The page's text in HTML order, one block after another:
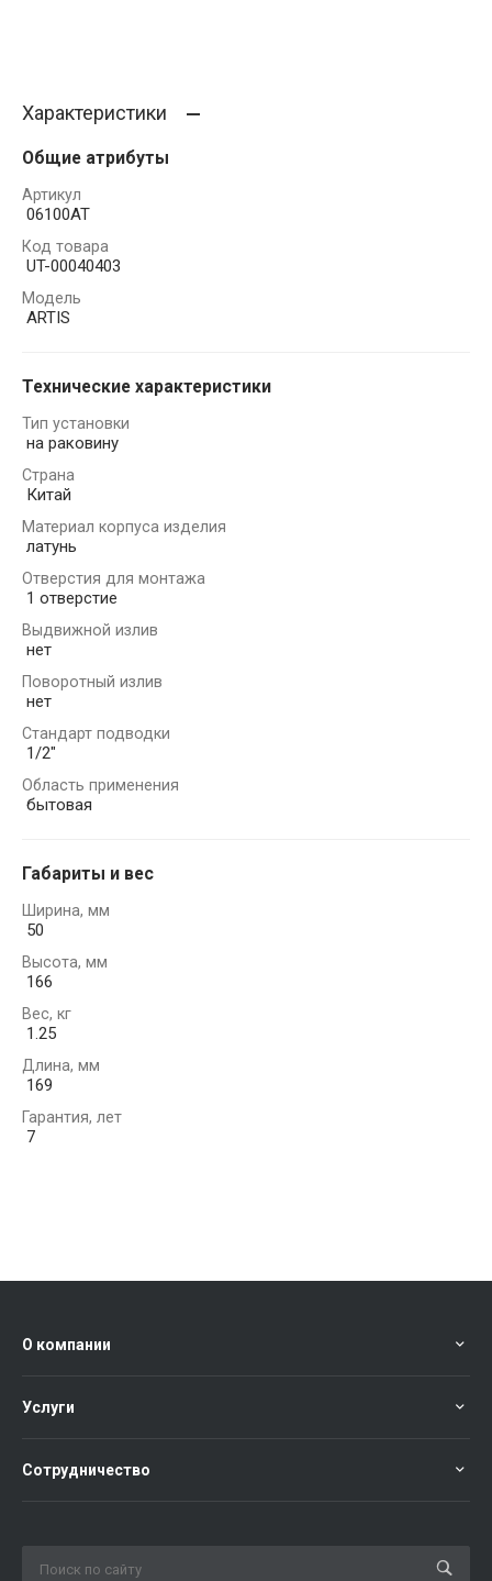
Характеристики
Общие атрибуты
Артикул
06100AT
Код товара
UT-00040403
Модель
ARTIS
Технические характеристики
Тип установки
на раковину
Страна
Китай
Материал корпуса изделия
латунь
Отверстия для монтажа
1 отверстие
Выдвижной излив
нет
Поворотный излив
нет
Стандарт подводки
1/2"
Область применения
бытовая
Габариты и вес
Ширина, мм
50
Высота, мм
166
Вес, кг
1.25
Длина, мм
169
Гарантия, лет
7
О компании
Услуги
Сотрудничество